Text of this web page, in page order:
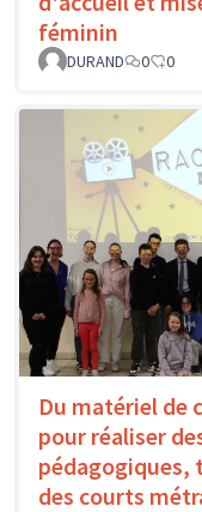
féminin
DURAND 0 0
Du matériel de
pour réaliser
pédagogiques,
des courts